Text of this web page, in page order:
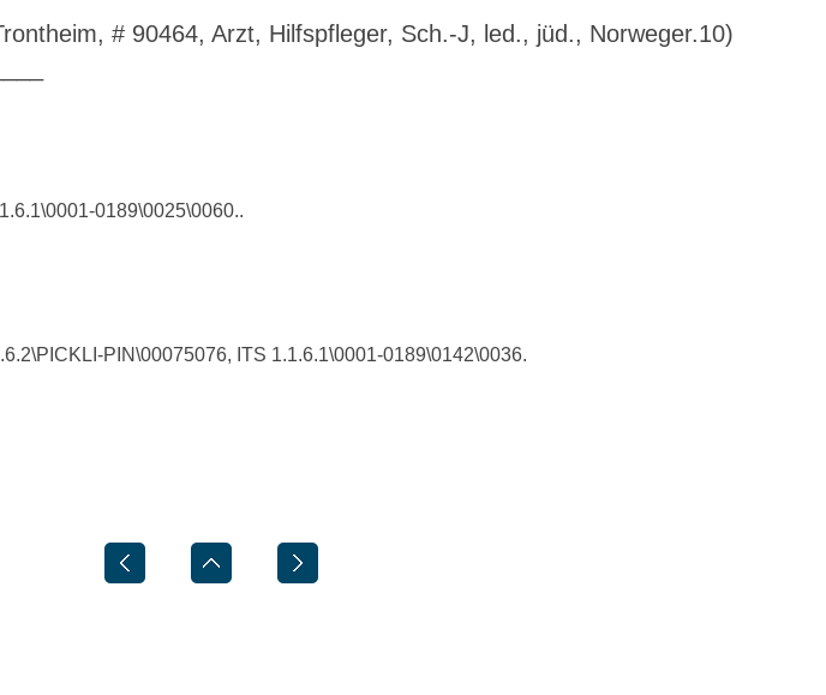
# 90464, Arzt, Hilfspfleger, Sch.-J, led., jüd., Norweger.10)
0189\0025\0060..
PIN\00075076, ITS 1.1.6.1\0001-0189\0142\0036.